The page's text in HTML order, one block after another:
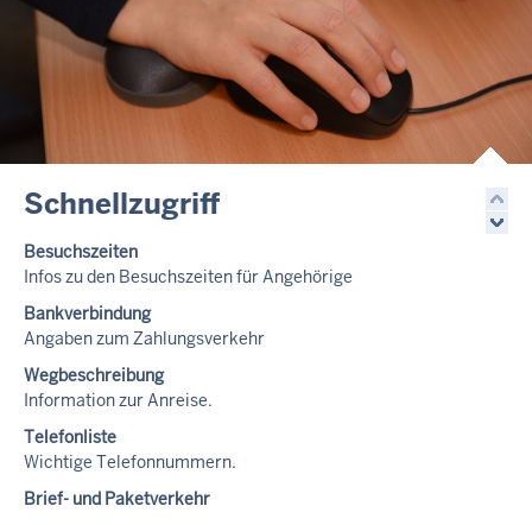
Schnellzugriff
Besuchszeiten
Infos zu den Besuchszeiten für Angehörige
Bankverbindung
Angaben zum Zahlungsverkehr
Wegbeschreibung
Information zur Anreise.
Telefonliste
Wichtige Telefonnummern.
Brief- und Paketverkehr